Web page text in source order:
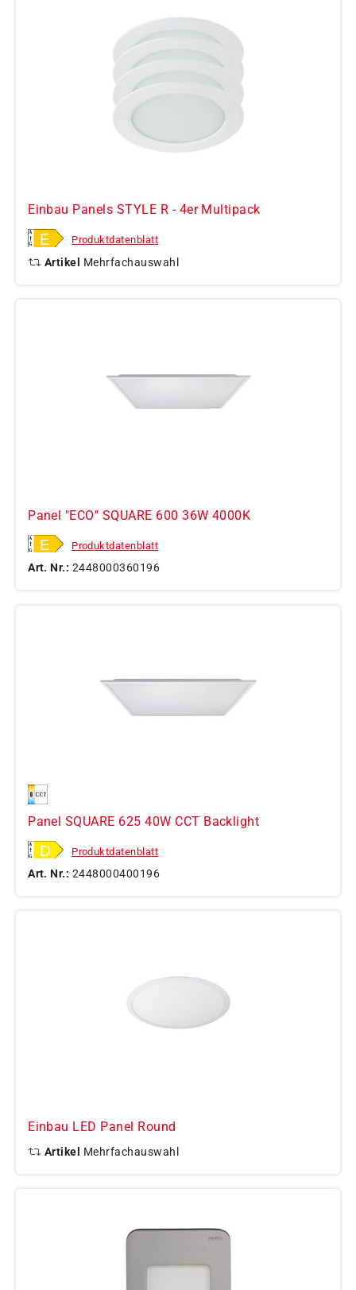
Einbau Panels STYLE R - 4er Multipack
Produktdatenblatt
Artikel Mehrfachauswahl
Panel "ECO" SQUARE 600 36W 4000K
Produktdatenblatt
Art. Nr.: 2448000360196
Panel SQUARE 625 40W CCT Backlight
Produktdatenblatt
Art. Nr.: 2448000400196
Einbau LED Panel Round
Artikel Mehrfachauswahl